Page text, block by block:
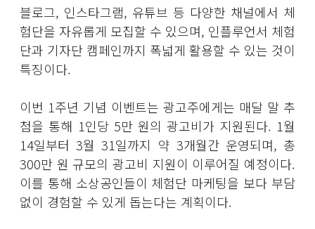
블로그, 인스타그램, 유튜브 등 다양한 채널에서 체
험단을 자유롭게 모집할 수 있으며, 인플루언서 체험
단과 기자단 캠페인까지 폭넓게 활용할 수 있는 것이
특징이다.
이번 1주년 기념 이벤트는 광고주에게는 매달 말 추
첨을 통해 1인당 5만 원의 광고비가 지원된다. 1월
14일부터 3월 31일까지 약 3개월간 운영되며, 총
300만 원 규모의 광고비 지원이 이루어질 예정이다.
이를 통해 소상공인들이 체험단 마케팅을 보다 부담
없이 경험할 수 있게 돕는다는 계획이다.